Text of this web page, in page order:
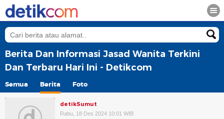
Berita Dan Informasi Jasad Wanita Terkini
Dan Terbaru Hari Ini - Detikcom
Semua Berita Foto
detikSumut
Rabu, 18 Des 2024 10:01 WIB